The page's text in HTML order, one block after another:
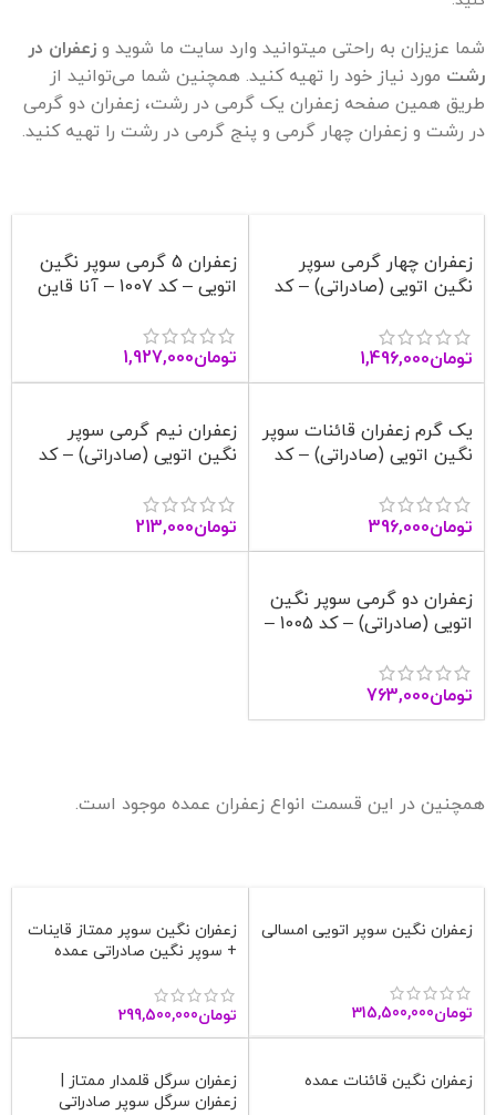
شما عزیزان به راحتی میتوانید وارد سایت ما شوید و زعفران در
رشت مورد نیاز خود را تهیه کنید. همچنین شما می‌توانید از
طریق همین صفحه زعفران یک گرمی در رشت، زعفران دو گرمی
در رشت و زعفران چهار گرمی و پنج گرمی در رشت را تهیه کنید.
زعفران چهار گرمی سوپر
نگین اتویی (صادراتی) – کد
تومان1,496,000
زعفران 5 گرمی سوپر نگین
اتویی – کد 1007 – آنا قاین
تومان1,927,000
یک گرم زعفران قائنات سوپر
نگین اتویی (صادراتی) – کد
تومان396,000
زعفران نیم گرمی سوپر
نگین اتویی (صادراتی) – کد
تومان213,000
زعفران دو گرمی سوپر نگین
اتویی (صادراتی) – کد 1005 –
تومان763,000
همچنین در این قسمت انواع زعفران عمده موجود است.
زعفران نگین سوپر اتویی امسالی
تومان315,500,000
زعفران نگین سوپر ممتاز قاینات
+ سوپر نگین صادراتی عمده
تومان299,500,000
زعفران نگین قائنات عمده
زعفران سرگل قلمدار ممتاز |
زعفران سرگل سوپر صادراتی